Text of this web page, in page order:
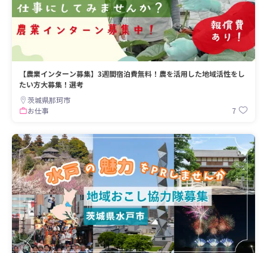
【農業インターン募集】3週間宿泊費無料！農を活用した地域活性をし
たい方大募集！選考
茨城県那珂市
お仕事
7